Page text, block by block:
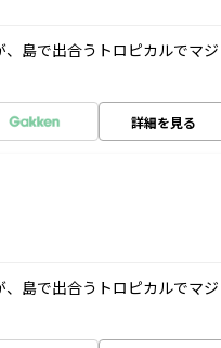
島で出合うトロピカルでマジ
詳細を見る
島で出合うトロピカルでマジ